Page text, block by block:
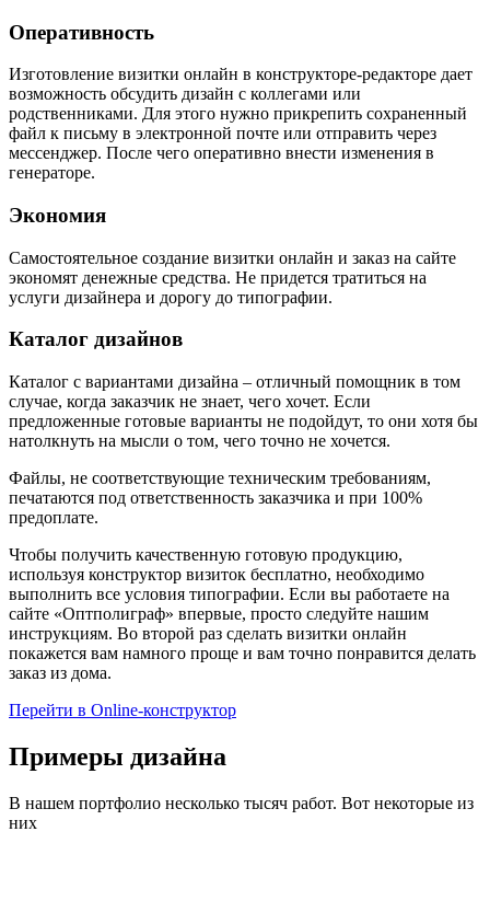
Оперативность
Изготовление визитки онлайн в конструкторе-редакторе дает
возможность обсудить дизайн с коллегами или
родственниками. Для этого нужно прикрепить сохраненный
файл к письму в электронной почте или отправить через
мессенджер. После чего оперативно внести изменения в
генераторе.
Экономия
Самостоятельное создание визитки онлайн и заказ на сайте
экономят денежные средства. Не придется тратиться на
услуги дизайнера и дорогу до типографии.
Каталог дизайнов
Каталог с вариантами дизайна – отличный помощник в том
случае, когда заказчик не знает, чего хочет. Если
предложенные готовые варианты не подойдут, то они хотя бы
натолкнуть на мысли о том, чего точно не хочется.
Файлы, не соответствующие техническим требованиям,
печатаются под ответственность заказчика и при 100%
предоплате.
Чтобы получить качественную готовую продукцию,
используя конструктор визиток бесплатно, необходимо
выполнить все условия типографии. Если вы работаете на
сайте «Оптполиграф» впервые, просто следуйте нашим
инструкциям. Во второй раз сделать визитки онлайн
покажется вам намного проще и вам точно понравится делать
заказ из дома.
Перейти в Online-конструктор
Примеры дизайна
В нашем портфолио несколько тысяч работ. Вот некоторые из
них